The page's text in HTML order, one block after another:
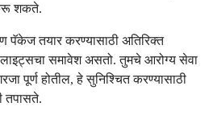
शकते.
पॅकेज तयार करण्यासाठी अतिरिक्त
समावेश असतो. तुमचे आरोग्य सेवा
पूर्ण होतील, हे सुनिश्चित करण्यासाठी
तपासते.